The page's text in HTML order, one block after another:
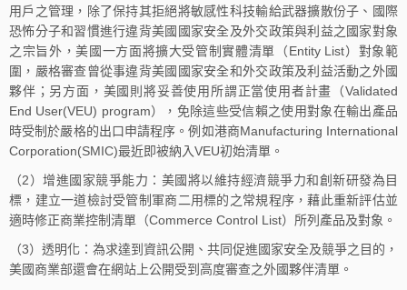
用戶之管理，除了保持其拒絕將敏感性科技輸給武器擴散份子、國際
恐怖分子和習慣進行違背美國國家安全及外交政策與利益之國家對象
之宗旨外，美國一方面將擴大受管制實體清單（Entity List）對象範
圍，嚴格審查曾從事違背美國國家安全和外交政策及利益活動之外國
夥伴；另方面，美國則將妥善使用所謂正當使用者計畫（Validated
End User(VEU) program），免除這些受信賴之使用對象在輸出產品
時受制於嚴格的出口申請程序。例如港商Manufacturing International
Corporation(SMIC)最近即被納入VEU初始清單。
（2）增進國家競爭能力：美國將以維持經濟競爭力和創新研發為目
標，建立一道檢討受管制軍商二用標的之常規程序，藉此重新評估並
適時修正商業控制清單（Commerce Control List）所列產品及對象。
（3）透明化：為求達到資訊公開、共同促進國家安全及競爭之目的，
美國商業部還會在網站上公開受到高度審查之外國夥伴清單。